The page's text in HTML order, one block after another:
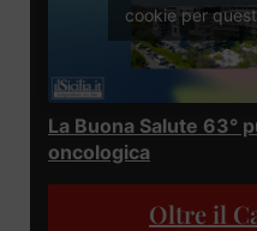
cookie per
La Buona Salute 63°
oncologica
Oltre il